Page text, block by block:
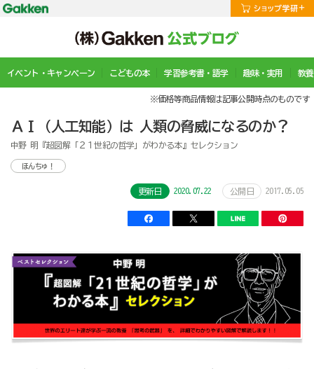
イベント・キャンペーン こどもの本 学習参考書・語学 趣味・実用 教
※価格等商品情報は記事公開時点のものです
ＡＩ（人工知能）は 人類の脅威になるのか？
中野 明『超図解「２１世紀の哲学」がわかる本』セレクション
ほんちゅ！
更新日 2020.07.22 公開日 2017.05.05